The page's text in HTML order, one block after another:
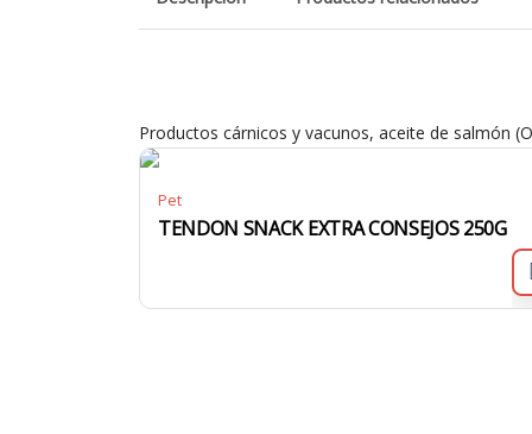
Productos cárnicos y vacunos, aceite de salmón
Pet
TENDON SNACK EXTRA CONSEJOS 250G